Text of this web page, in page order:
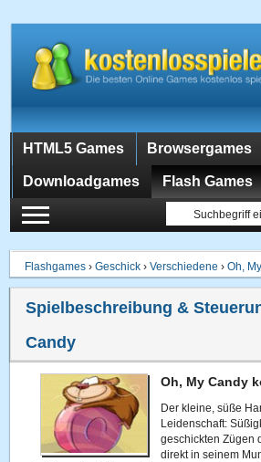
HTML5 Games Browsergames
Downloadgames Flash Games
Flashgames ›Geschick ›Verschiedene ›Oh,
Spielbeschreibung &
Candy
Oh, My Candy
Der kleine, süße
Leidenschaft:
geschickten Zügen
direkt in seinem